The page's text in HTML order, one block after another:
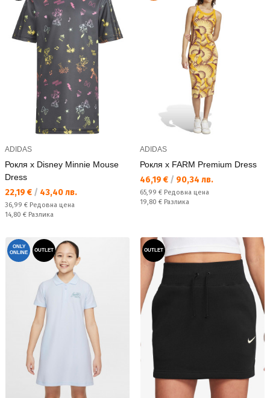
ADIDAS
Рокля x Disney Minnie Mouse
Dress
Текуща цена:
22,19 € / 43,40 лв.
Редовна цена:
36,99 € Редовна цена
Спестявате:
14,80 € Разлика
ADIDAS
Рокля x FARM Premium Dress
Текуща цена:
46,19 € / 90,34 лв.
Редовна цена:
65,99 € Редовна цена
Спестявате:
19,80 € Разлика
ONLY
ONLINE
OUTLET OUTLET